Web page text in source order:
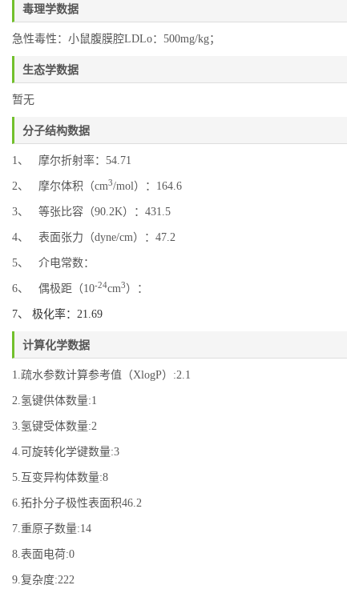
毒理学数据
急性毒性：小鼠腹膜腔LDLo：500mg/kg；
生态学数据
暂无
分子结构数据
1、 摩尔折射率：54.71
2、 摩尔体积（cm3/mol）：164.6
3、 等张比容（90.2K）：431.5
4、 表面张力（dyne/cm）：47.2
5、 介电常数：
6、 偶极距（10-24cm3）：
7、 极化率：21.69
计算化学数据
1.疏水参数计算参考值（XlogP）:2.1
2.氢键供体数量:1
3.氢键受体数量:2
4.可旋转化学键数量:3
5.互变异构体数量:8
6.拓扑分子极性表面积46.2
7.重原子数量:14
8.表面电荷:0
9.复杂度:222